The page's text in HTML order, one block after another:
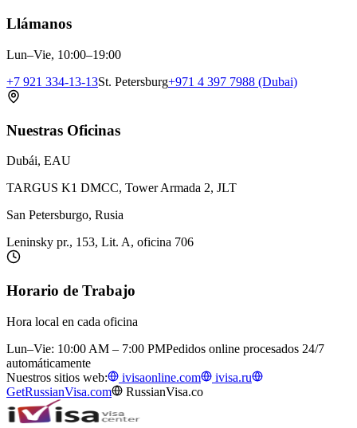
Llámanos
Lun–Vie, 10:00–19:00
+7 921 334-13-13St. Petersburg+971 4 397 7988 (Dubai)
Nuestras Oficinas
Dubái, EAU
TARGUS K1 DMCC, Tower Armada 2, JLT
San Petersburgo, Rusia
Leninsky pr., 153, Lit. A, oficina 706
Horario de Trabajo
Hora local en cada oficina
Lun–Vie: 10:00 AM – 7:00 PMPedidos online procesados 24/7
automáticamente
Nuestros sitios web:
ivisaonline.com
ivisa.ru
GetRussianVisa.com
RussianVisa.co